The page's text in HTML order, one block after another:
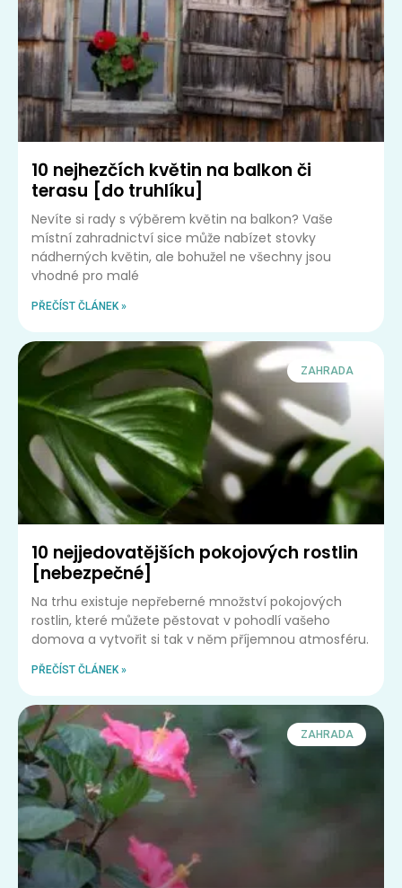
10 nejhezčích květin na balkon či
terasu [do truhlíku]
Nevíte si rady s výběrem květin na balkon? Vaše
místní zahradnictví sice může nabízet stovky
nádherných květin, ale bohužel ne všechny jsou
vhodné pro malé
PŘEČÍST ČLÁNEK »
ZAHRADA
10 nejjedovatějších pokojových rostlin
[nebezpečné]
Na trhu existuje nepřeberné množství pokojových
rostlin, které můžete pěstovat v pohodlí vašeho
domova a vytvořit si tak v něm příjemnou atmosféru.
PŘEČÍST ČLÁNEK »
ZAHRADA